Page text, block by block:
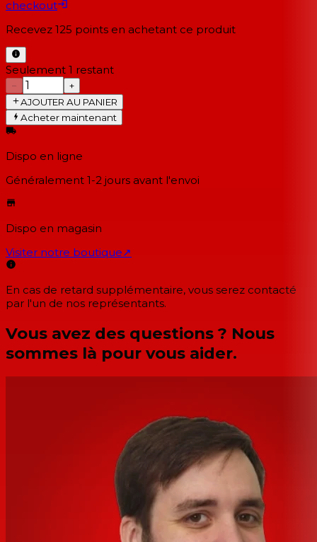
checkout
Recevez 125 points en achetant ce produit
Seulement 1 restant
−
+
AJOUTER AU PANIER
Acheter maintenant
Dispo en ligne
Généralement 1-2 jours avant l'envoi
Dispo en magasin
Visiter notre boutique↗
En cas de retard supplémentaire, vous serez contacté
par l'un de nos représentants.
Vous avez des questions ? Nous
sommes là pour vous aider.